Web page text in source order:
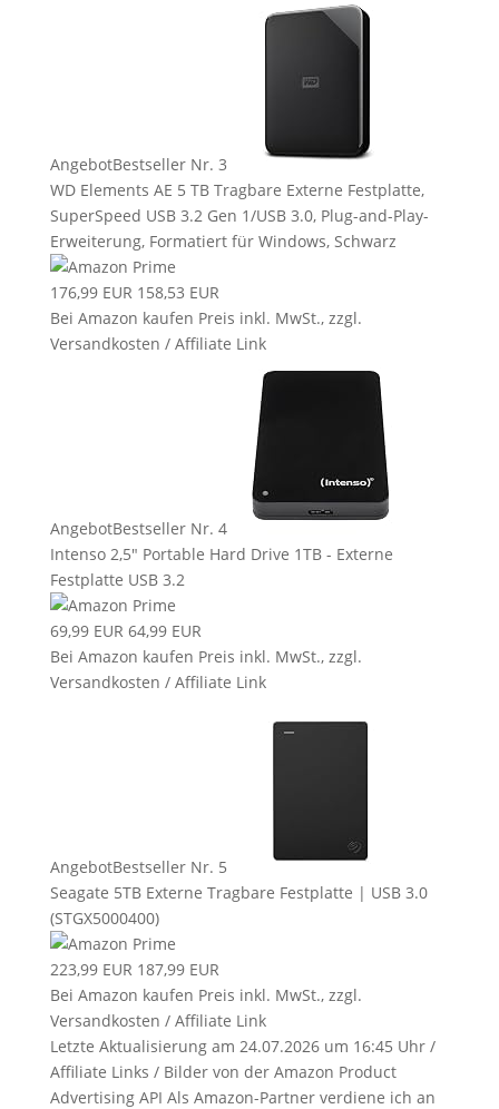
AngebotBestseller Nr. 3
WD Elements AE 5 TB Tragbare Externe Festplatte,
SuperSpeed USB 3.2 Gen 1/USB 3.0, Plug-and-Play-
Erweiterung, Formatiert für Windows, Schwarz
176,99 EUR 158,53 EUR
Bei Amazon kaufen Preis inkl. MwSt., zzgl.
Versandkosten / Affiliate Link
AngebotBestseller Nr. 4
Intenso 2,5" Portable Hard Drive 1TB - Externe
Festplatte USB 3.2
69,99 EUR 64,99 EUR
Bei Amazon kaufen Preis inkl. MwSt., zzgl.
Versandkosten / Affiliate Link
AngebotBestseller Nr. 5
Seagate 5TB Externe Tragbare Festplatte | USB 3.0
(STGX5000400)
223,99 EUR 187,99 EUR
Bei Amazon kaufen Preis inkl. MwSt., zzgl.
Versandkosten / Affiliate Link
Letzte Aktualisierung am 24.07.2026 um 16:45 Uhr /
Affiliate Links / Bilder von der Amazon Product
Advertising API Als Amazon-Partner verdiene ich an